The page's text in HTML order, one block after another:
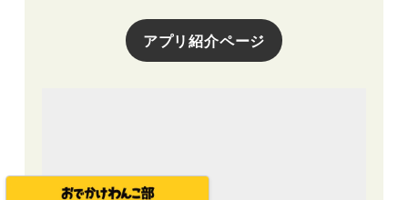
アプリ紹介ページ